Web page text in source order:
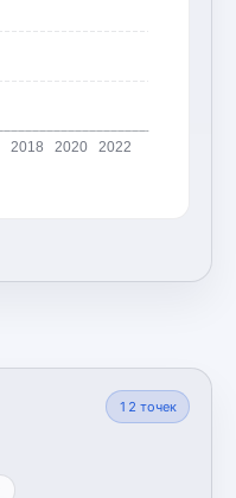
2018 2020 2022
12 точек